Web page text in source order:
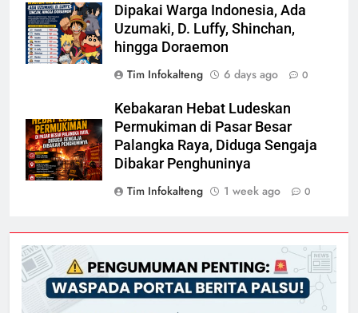
Dipakai Warga Indonesia, Ada
Uzumaki, D. Luffy, Shinchan,
hingga Doraemon
Tim Infokalteng
6 days ago 0
Kebakaran Hebat Ludeskan
Permukiman di Pasar Besar
Palangka Raya, Diduga Sengaja
Dibakar Penghuninya
Tim Infokalteng
1 week ago 0